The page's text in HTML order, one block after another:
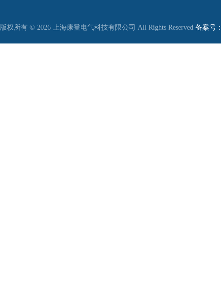
版权所有 © 2026 上海康登电气科技有限公司 All Rights Reserved 备案号